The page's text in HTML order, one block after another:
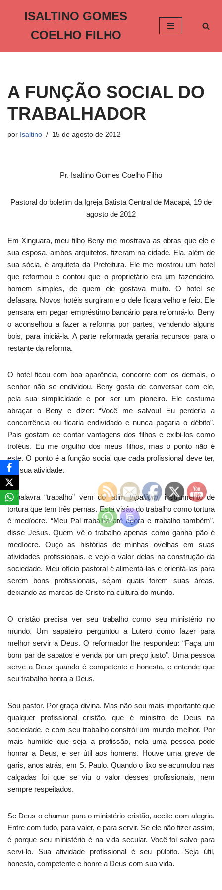
o
ISALTINO GOMES
COELHO FILHO
A FUNÇÃO SOCIAL DO
TRABALHADOR
por Isaltino 15 de agosto de 2012
Pr. Isaltino Gomes Coelho Filho
Pastoral do boletim da Igreja Batista Central de Macapá, 19 de
agosto de 2012
Em Xinguara, meu filho Beny me mostrava as obras que ele e
sua esposa, ambos arquitetos, fizeram na cidade. Ela, além de
sua sócia, é arquiteta da Prefeitura. Ele me mostrou um hotel
que reformou e contou que o proprietário era um fazendeiro,
homem simples, de quem ele gostava muito. O hotel se
defasara. Novos hotéis surgiram e o dele ficara velho e feio. Ele
pensara em pegar empréstimo bancário para reformá-lo. Beny
o aconselhou a fazer a reforma por partes, vendendo alguns
bois, para iniciá-la. A parte reformada geraria recursos para o
restante da reforma.
O hotel ficou com boa aparência, concorre com os demais, o
senhor não se endividou. Beny gosta de conversar com ele,
pela sua simplicidade e por ser um pioneiro. Ele costuma
abraçar o Beny e dizer: “Você me salvou! Eu perderia a
concorrência ou ficaria endividado e nunca pagaria o débito”.
Pais gostam de contar vantagens dos filhos e exibi-los como
troféus. Eu me orgulho dos meus filhos, mas o ponto não é
este. O ponto é a função social que cada profissional deve ter,
em sua atividade.
A palavra “trabalho” vem do latimtripallium,instrumento de
tortura que tem três pernas. Esta visão do trabalho como tortura
é medíocre. “Meu Pai trabalha até agora e trabalho também”,
disse Jesus. Quem vê o trabalho apenas como ganha pão é
medíocre. Ouço as histórias de minhas ovelhas em suas
atividades profissionais, e vejo o valor delas na construção da
sociedade. Meu ofício pastoral é alimentá-las e orientá-las para
serem bons profissionais, sejam quais forem suas áreas,
deixando as marcas de Cristo na cultura do mundo.
O cristão precisa ver seu trabalho como seu ministério no
mundo. Um sapateiro perguntou a Lutero como fazer para
melhor servir a Deus. O reformador lhe respondeu: “Faça um
bom par de sapatos e venda por um preço justo”. Uma pessoa
serve a Deus quando é competente e honesta, e entende que
seu trabalho honra a Deus.
Sou pastor. Por graça divina. Mas não sou mais importante que
qualquer profissional cristão, que é ministro de Deus na
sociedade, e com seu trabalho constrói um mundo melhor. Por
mais humilde que seja a profissão, nela uma pessoa pode
honrar a Deus, e ser útil aos homens. Houve uma greve de
garis, anos atrás, em S. Paulo. Quando o lixo se acumulou nas
calçadas foi que se viu o valor desses profissionais, nem
sempre respeitados.
Se Deus o chamar para o ministério cristão, aceite com alegria.
Entre com tudo, para valer, e para servir. Se ele não fizer assim,
é porque seu ministério é na vida secular. Você foi salvo para
servi-lo. Sua atividade profissional é seu púlpito. Seja útil,
honesto, competente e honre a Deus com sua vida.